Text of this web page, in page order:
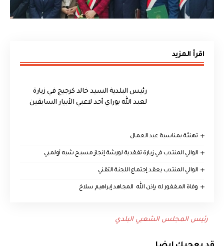
اقرأ المزيد
رئيس البلدية السيد خالد كرجيج في زيارة
لعبد الله بوراي أحد لاعبي الأبيار السابقين
تهنئة بمناسبة عيد العمال
الوالي المنتدب في زيارة تفقدية لورشة إنجاز مسبح شبه أولمبي
الوالي المنتدب يعقد إجتماع اللجنة التقني
وفاة المغفور له بإذن الله المجاهد إبراهيم سلاخ
رئيس المجلس الشعبي البلدي